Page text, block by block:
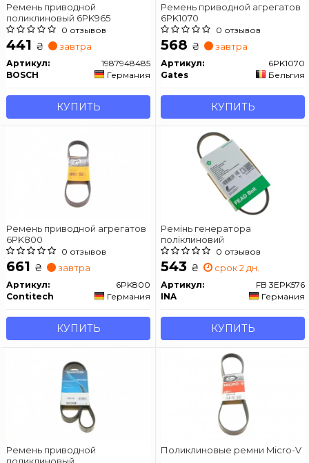
Ремень приводной
поликлиновый 6PK965
0 отзывов
441 ₴ завтра
Артикул:
1987948485
BOSCH
Германия
КУПИТЬ
Ремень приводной агрегатов
6PK1070
0 отзывов
568 ₴ завтра
Артикул:
6PK1070
Gates
Бельгия
КУПИТЬ
Ремень приводной агрегатов
6PK800
0 отзывов
661 ₴ завтра
Артикул:
6PK800
Contitech
Германия
КУПИТЬ
Ремінь генератора
поліклиновий
0 отзывов
543 ₴ срок 2 дн.
Артикул:
FB 3EPK576
INA
Германия
КУПИТЬ
Ремень приводной
поликлиновый
Поликлиновые ремни Micro-V